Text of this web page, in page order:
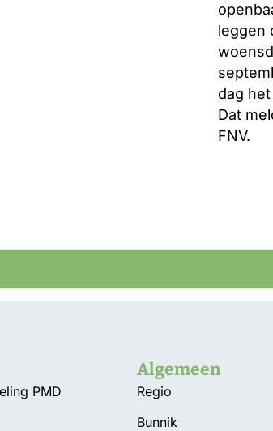
leggen
dag
Dat
FNV.
PMD
Algemeen
Regio
Bunnik